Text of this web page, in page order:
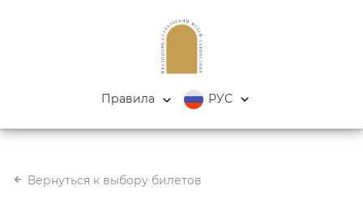
Правила РУС
Вернуться к выбору билетов